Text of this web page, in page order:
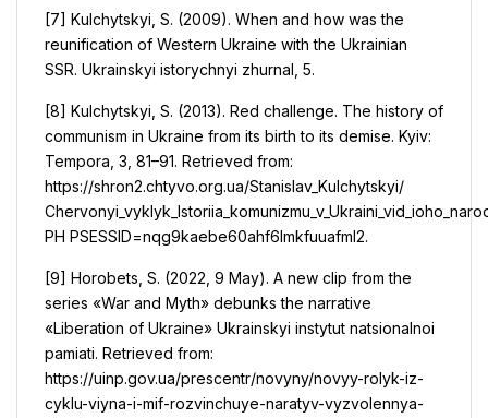
[7] Kulchytskyi, S. (2009). When and how was the
reunification of Western Ukraine with the Ukrainian
SSR. Ukrainskyi istorychnyi zhurnal, 5.
[8] Kulchytskyi, S. (2013). Red challenge. The history of
communism in Ukraine from its birth to its demise. Kyiv:
Tempora, 3, 81–91. Retrieved from:
https://shron2.chtyvo.org.ua/Stanislav_Kulchytskyi/
PH PSESSID=nqg9kaebe60ahf6lmkfuuafml2.
[9] Horobets, S. (2022, 9 May). A new clip from the
series «War and Myth» debunks the narrative
«Liberation of Ukraine» Ukrainskyi instytut natsionalnoi
pamiati. Retrieved from:
https://uinp.gov.ua/prescentr/novyny/novyy-rolyk-iz-
cyklu-viyna-i-mif-rozvinchuye-naratyv-vyzvolennya-